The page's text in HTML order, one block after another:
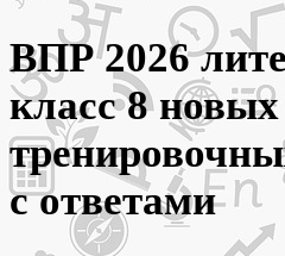
ВПР 2026
класс 8 новых
с ответами